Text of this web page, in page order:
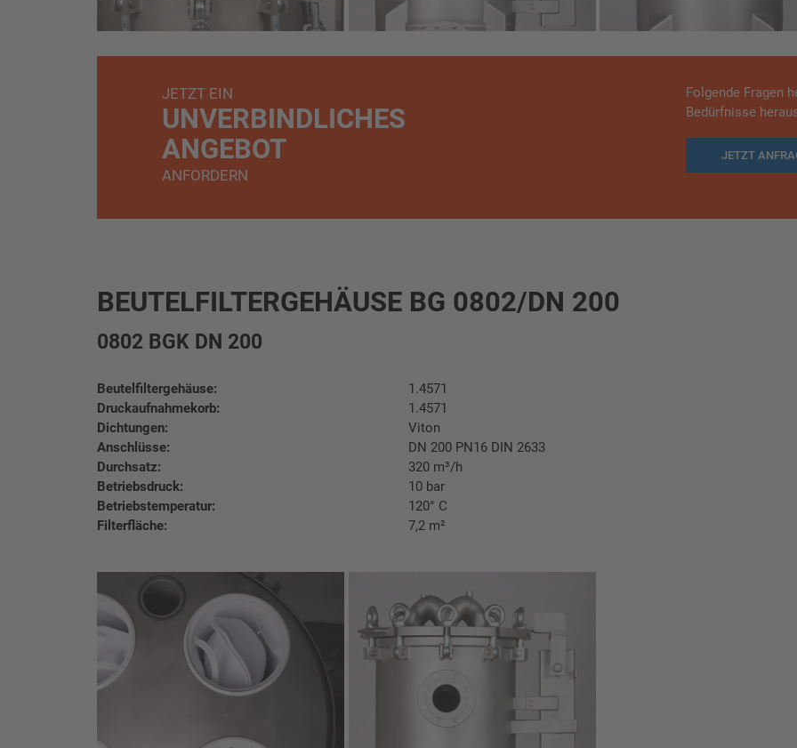
JETZT EIN
UNVERBINDLICHES
ANGEBOT
ANFORDERN
Folgende Fragen
Bedürfnisse
JETZT
BEUTELFILTERGEHÄUSE BG 0802/DN 200
0802 BGK DN 200
Beutelfiltergehäuse:
1.4571
Druckaufnahmekorb:
1.4571
Dichtungen:
Viton
Anschlüsse:
DN 200 PN16 DIN 2633
Durchsatz:
320 m³/h
Betriebsdruck:
10 bar
Betriebstemperatur:
120° C
Filterfläche:
7,2 m²